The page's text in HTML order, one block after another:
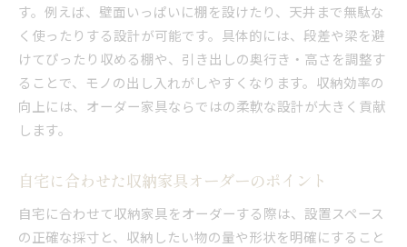
す。例えば、壁面いっぱいに棚を設けたり、天井まで無駄な
く使ったりする設計が可能です。具体的には、段差や梁を避
けてぴったり収める棚や、引き出しの奥行き・高さを調整す
ることで、モノの出し入れがしやすくなります。収納効率の
向上には、オーダー家具ならではの柔軟な設計が大きく貢献
します。
自宅に合わせた収納家具オーダーのポイント
自宅に合わせて収納家具をオーダーする際は、設置スペース
の正確な採寸と、収納したい物の量や形状を明確にすること